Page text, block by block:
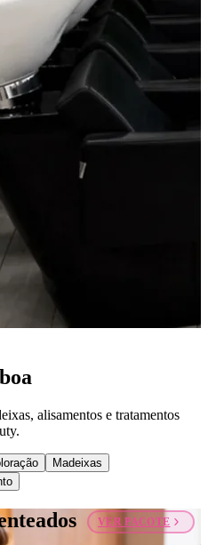
alisamentos e tratamentos
Madeixas
VER PACOTE